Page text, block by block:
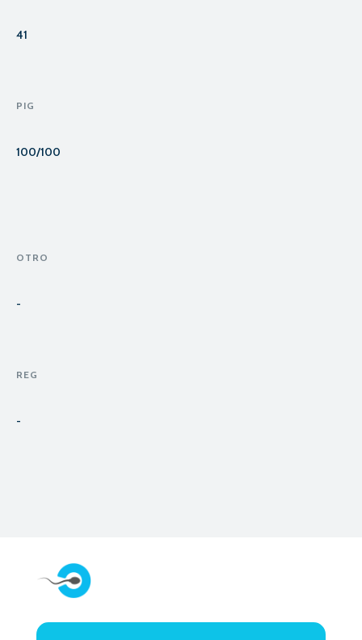
41
PIG
100/100
OTRO
-
REG
-